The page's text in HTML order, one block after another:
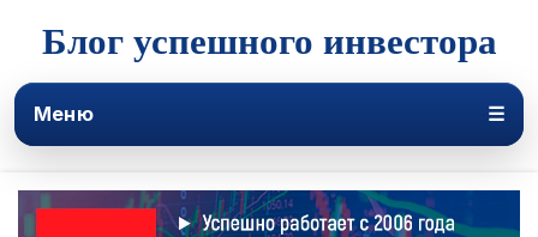
Блог успешного инвестора
Меню ☰